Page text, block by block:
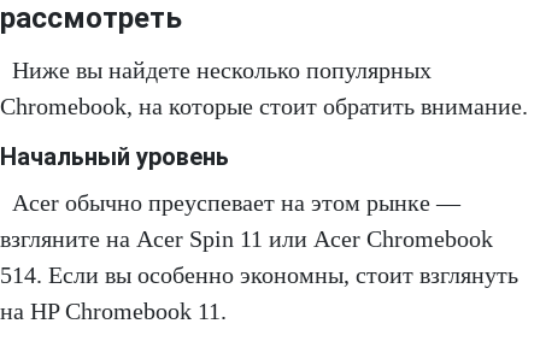
рассмотреть
Ниже вы найдете несколько популярных
Chromebook, на которые стоит обратить внимание.
Начальный уровень
Acer обычно преуспевает на этом рынке —
взгляните на Acer Spin 11 или Acer Chromebook
514. Если вы особенно экономны, стоит взглянуть
на HP Chromebook 11.